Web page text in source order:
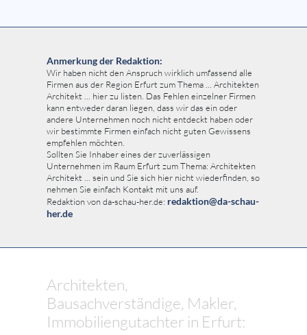
Anmerkung der Redaktion:
Wir haben nicht den Anspruch wirklich umfassend alle
Firmen aus der Region Erfurt zum Thema ... Architekten
Architekt ... hier zu listen. Das Fehlen einzelner Firmen
kann entweder daran liegen, dass wir das ein oder
andere Unternehmen noch nicht entdeckt haben oder
wir bestimmte Firmen einfach nicht guten Gewissens
empfehlen möchten.
Sollten Sie Inhaber eines der zuverlässigen
Unternehmen im Raum Erfurt zum Thema: Architekten
Architekt ... sein und Sie sich hier nicht wiederfinden, so
nehmen Sie einfach Kontakt mit uns auf.
Redaktion von da-schau-her.de: redaktion@da-schau-
her.de
Architekten,
Bausachverständige, Makler,
Immobiliengutachter in Erfurt: